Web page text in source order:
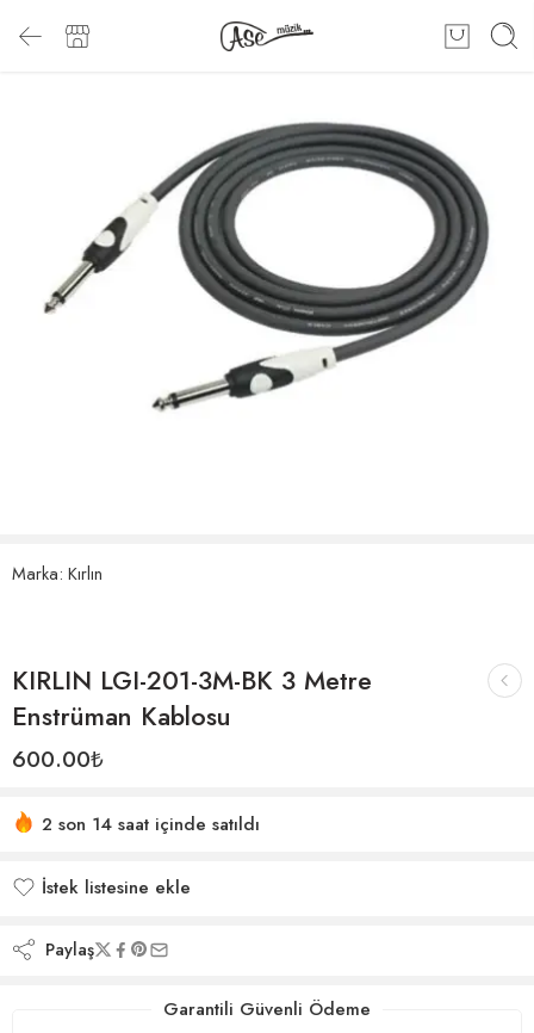
Marka: Kırlın
KIRLIN LGI-201-3M-BK 3 Metre
Enstrüman Kablosu
600.00₺
2 son 14 saat içinde satıldı
İstek listesine ekle
Paylaş
Garantili Güvenli Ödeme